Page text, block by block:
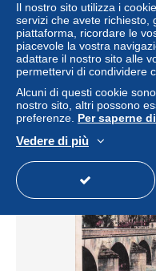
06.08.2026 -
Stato
Il nostro sito utilizza i
servizi che avete richiesto,
piattaforma, ricordare le
piacevole la vostra
adattare il nostro sito alle
permettervi di condividere
Alcuni di questi cookie
nostro sito, altri possono
preferenze. Per saperne
Vedere di più